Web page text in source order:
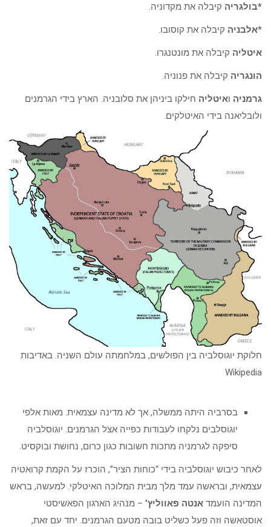
*בולגריה קיבלה את מקדוניה.
*אלבניה קיבלה את קוסובו.
איטליה קיבלה את מונטנגרו.
הונגריה קיבלה את פנוניה.
גרמניה ואיטליה חילקו ביניהן את סלובניה. הארץ בידי הגרמנים
ולובליאנה בידי האיטלקים.
חלוקת יוגוסלביה בין הפולשים, במלחמתה עולם השניה. באדיבות
Wikipedia
בסרביה היתה ממשלה, אך לא מדינה עצמאית. מאות אלפי
יוגוסלבים נלקחו לעבודות כפייה אצל הגרמנים. יוגוסלביה
סיפקה לגרמניה מתכות חשובות כגון כרום, נחושת ובוקסיט.
לאחר כיבוש יוגוסלביה בידי “כוחות הציר”, הוכרז על הקמת קרואטיה
עצמאית, ובראשה עמד מלך מבית המלוכה האיטלקי. למעשה, בראש
המדינה הועמד אנטה פאווליץ’ – מנהיג הארגון הפאשיסטי
אוסטאשה וזה פעל כשליט בובה מטעם הגרמנים. יחד עם זאת,